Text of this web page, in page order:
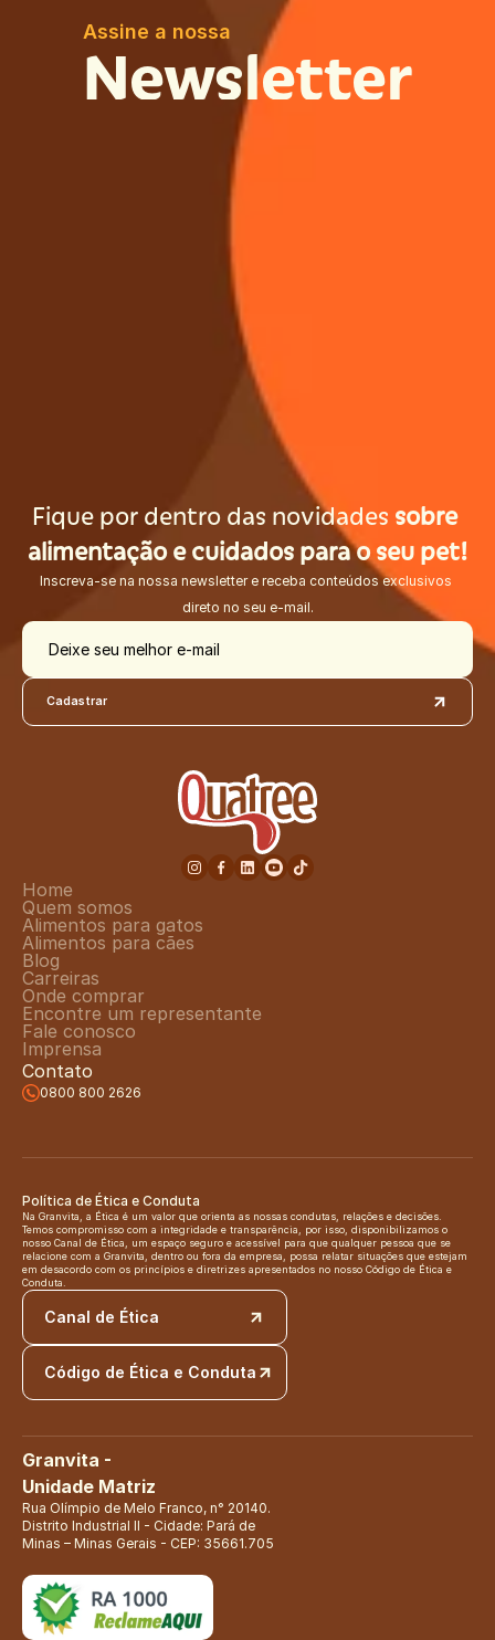
Assine a nossa
Newsletter
Fique por dentro das novidades sobre
alimentação e cuidados para o seu pet!
Inscreva-se na nossa newsletter e receba conteúdos exclusivos
direto no seu e-mail.
Deixe seu melhor e-mail
Cadastrar
Home
Quem somos
Alimentos para gatos
Alimentos para cães
Blog
Carreiras
Onde comprar
Encontre um representante
Fale conosco
Imprensa
Contato
0800 800 2626
Política de Ética e Conduta
Na Granvita, a Ética é um valor que orienta as nossas condutas, relações e decisões.
Temos compromisso com a integridade e transparência, por isso, disponibilizamos o
nosso Canal de Ética, um espaço seguro e acessível para que qualquer pessoa que se
relacione com a Granvita, dentro ou fora da empresa, possa relatar situações que estejam
em desacordo com os princípios e diretrizes apresentados no nosso Código de Ética e
Conduta.
Canal de Ética
Código de Ética e Conduta
Granvita -
Unidade Matriz
Rua Olímpio de Melo Franco, n° 20140.
Distrito Industrial II - Cidade: Pará de
Minas – Minas Gerais - CEP: 35661.705